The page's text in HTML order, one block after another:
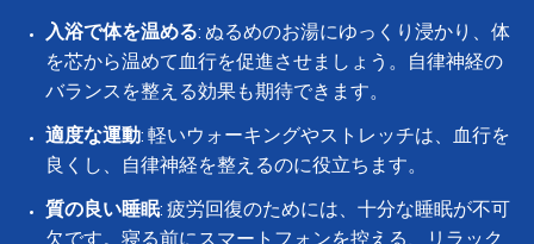
入浴で体を温める: ぬるめのお湯にゆっくり浸かり、体
を芯から温めて血行を促進させましょう。自律神経の
バランスを整える効果も期待できます。
適度な運動: 軽いウォーキングやストレッチは、血行を
良くし、自律神経を整えるのに役立ちます。
質の良い睡眠: 疲労回復のためには、十分な睡眠が不可
欠です。寝る前にスマートフォンを控える、リラック